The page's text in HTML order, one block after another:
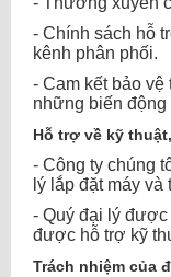
- Chính sách hỗ
kênh phân phối.
- Cam kết bảo
những biến
Hỗ trợ về kỹ
- Công ty chúng
lý lắp đặt máy
- Quý đại lý
được hỗ trợ kỹ
Trách nhiệm của